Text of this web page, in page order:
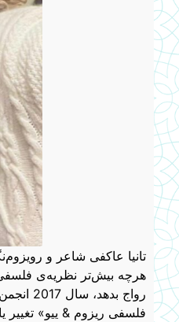
تانیا عاکفی شاعر و
هرچه بیش‌تر نظریه‌ی فلسفی
رواج
فلسفی ریزوم & ییو» تغییر